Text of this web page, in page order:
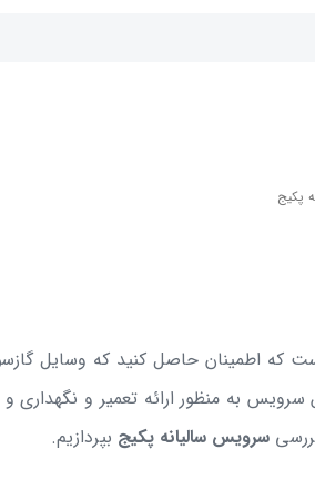
پکیج
که اطمینان حاصل کنید که وسایل
به منظور ارائه تعمیر و نگهداری
سرویس سالیانه پکیج بپردازیم.